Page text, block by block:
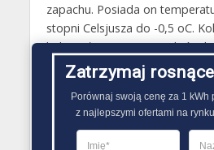
zapachu. Posiada on
stopni Celsjusza do -0,5 oC.
kolei wyłącznie propan, który
sprawdza się w przypadku
w wynoszących poniżej 0
chodzi z kolei o cenę butli 11
wypełniane mieszanką
nieznacznie tańsze od modeli
Zatrzymaj
Porównaj swoją cenę za 1 kWh
z najlepszymi ofertami na